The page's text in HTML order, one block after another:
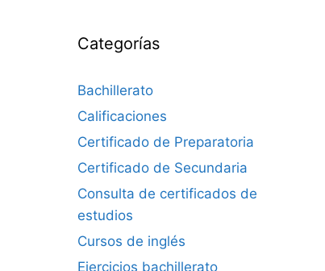
Categorías
Bachillerato
Calificaciones
Certificado de Preparatoria
Certificado de Secundaria
Consulta de certificados de
estudios
Cursos de inglés
Ejercicios bachillerato